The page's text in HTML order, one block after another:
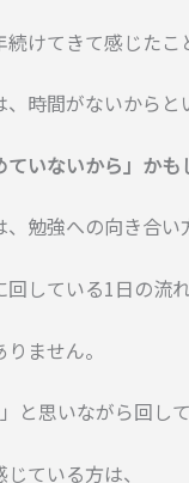
けてきて感じたこ
時間がないからと
ていないから」かも
勉強への向き合い
している1日の流
ません。
と思いながら回して
ている方は、